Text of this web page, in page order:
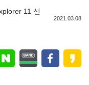
11 신
2021.03.08